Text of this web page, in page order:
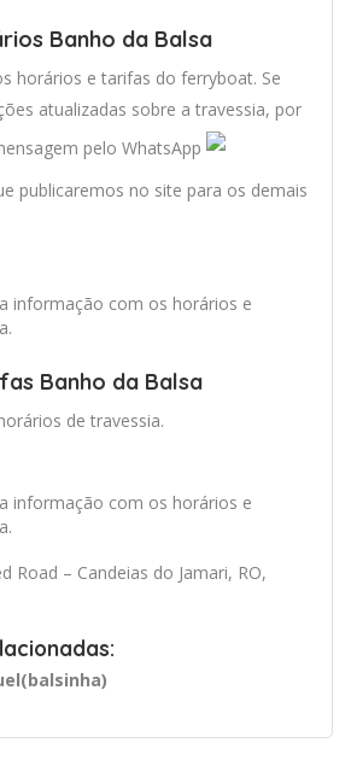
Banho da Balsa
horários e tarifas do ferryboat. Se
atualizadas sobre a travessia, por
pelo WhatsApp
publicaremos no site para os demais
informação com os horários e
Banho da Balsa
de travessia.
informação com os horários e
Road – Candeias do Jamari, RO,